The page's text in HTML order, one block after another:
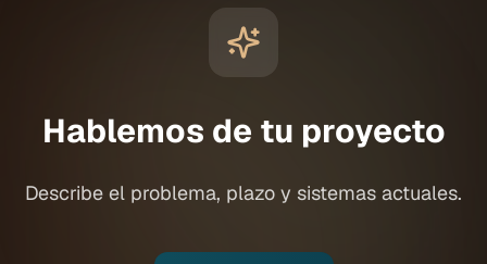
Hablemos de tu proyecto
Describe el problema, plazo y sistemas actuales.